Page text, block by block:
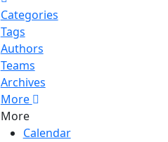
Categories
Tags
Authors
Teams
Archives
More
More
Calendar